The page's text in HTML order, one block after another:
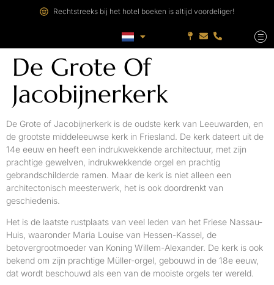
Rechtstreeks bij het hotel boeken is altijd voordeliger!
De Grote Of
Jacobijnerkerk
De Grote of Jacobijnerkerk is de oudste kerk van Leeuwarden, en
de grootste middeleeuwse kerk in Friesland. De kerk dateert uit de
14e eeuw en heeft een indrukwekkende architectuur, met zijn
prachtige gewelven, indrukwekkende orgel en prachtig
gebrandschilderde ramen. Maar de kerk is niet alleen een
architectonisch meesterwerk, het is ook doordrenkt van
geschiedenis.
Het is de laatste rustplaats van veel leden van het Friese Nassau-
Huis, waaronder Maria Louise van Hessen-Kassel, de
betovergrootmoeder van Koning Willem-Alexander. De kerk is ook
bekend om zijn prachtige Müller-orgel, gebouwd in de 18e eeuw,
dat wordt beschouwd als een van de mooiste orgels ter wereld.